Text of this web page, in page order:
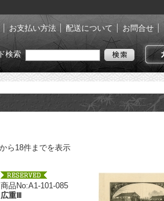
お支払い方法 配送について お問合せ
検索
ら18件までを表示
商品No:A1-101-085
広重Ⅲ